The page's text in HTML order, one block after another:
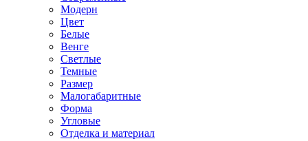
Модерн
Цвет
Белые
Венге
Светлые
Темные
Размер
Малогабаритные
Форма
Угловые
Отделка и материал